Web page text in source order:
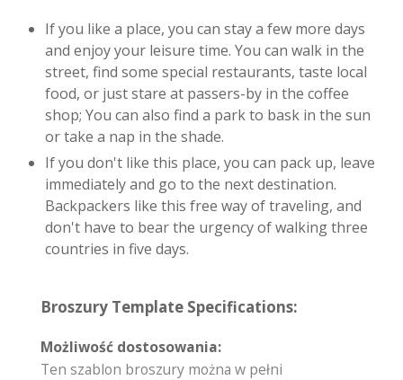
If you like a place, you can stay a few more days
and enjoy your leisure time. You can walk in the
street, find some special restaurants, taste local
food, or just stare at passers-by in the coffee
shop; You can also find a park to bask in the sun
or take a nap in the shade.
If you don't like this place, you can pack up, leave
immediately and go to the next destination.
Backpackers like this free way of traveling, and
don't have to bear the urgency of walking three
countries in five days.
Broszury Template Specifications:
Możliwość dostosowania:
Ten szablon broszury można w pełni